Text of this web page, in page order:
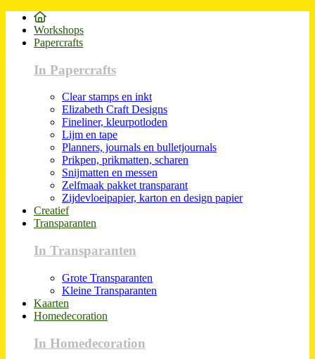
Workshops
Papercrafts
In Papercrafts
Clear stamps en inkt
Elizabeth Craft Designs
Fineliner, kleurpotloden
Lijm en tape
Planners, journals en bulletjournals
Prikpen, prikmatten, scharen
Snijmatten en messen
Zelfmaak pakket transparant
Zijdevloeipapier, karton en design papier
Creatief
Transparanten
In Transparanten
Grote Transparanten
Kleine Transparanten
Kaarten
Homedecoration
In Homedecoration